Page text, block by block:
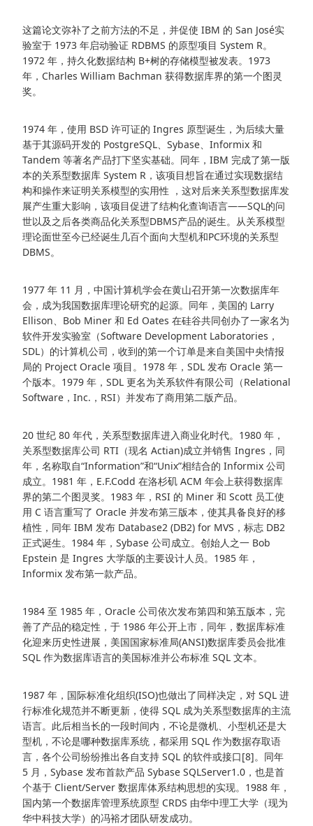
这篇论文弥补了之前方法的不足，并促使 IBM 的 San José实
验室于 1973 年启动验证 RDBMS 的原型项目 System R。
1972 年，持久化数据结构 B+树的存储模型被发表。1973
年，Charles William Bachman 获得数据库界的第一个图灵
奖。
1974 年，使用 BSD 许可证的 Ingres 原型诞生，为后续大量
基于其源码开发的 PostgreSQL、Sybase、Informix 和
Tandem 等著名产品打下坚实基础。同年，IBM 完成了第一版
本的关系型数据库 System R，该项目想旨在通过实现数据结
构和操作来证明关系模型的实用性 ，这对后来关系型数据库发
展产生重大影响，该项目促进了结构化查询语言——SQL的问
世以及之后各类商品化关系型DBMS产品的诞生。从关系模型
理论面世至今已经诞生几百个面向大型机和PC环境的关系型
DBMS。
1977 年 11 月，中国计算机学会在黄山召开第一次数据库年
会，成为我国数据库理论研究的起源。同年，美国的 Larry
Ellison、Bob Miner 和 Ed Oates 在硅谷共同创办了一家名为
软件开发实验室（Software Development Laboratories，
SDL）的计算机公司，收到的第一个订单是来自美国中央情报
局的 Project Oracle 项目。1978 年，SDL 发布 Oracle 第一
个版本。1979 年，SDL 更名为关系软件有限公司（Relational
Software，Inc.，RSI）并发布了商用第二版产品。
20 世纪 80 年代，关系型数据库进入商业化时代。1980 年，
关系型数据库公司 RTI（现名 Actian)成立并销售 Ingres，同
年，名称取自“Information”和“Unix”相结合的 Informix 公司
成立。1981 年，E.F.Codd 在洛杉矶 ACM 年会上获得数据库
界的第二个图灵奖。1983 年，RSI 的 Miner 和 Scott 员工使
用 C 语言重写了 Oracle 并发布第三版本，使其具备良好的移
植性，同年 IBM 发布 Database2 (DB2) for MVS，标志 DB2
正式诞生。1984 年，Sybase 公司成立。创始人之一 Bob
Epstein 是 Ingres 大学版的主要设计人员。1985 年，
Informix 发布第一款产品。
1984 至 1985 年，Oracle 公司依次发布第四和第五版本，完
善了产品的稳定性，于 1986 年公开上市，同年，数据库标准
化迎来历史性进展，美国国家标准局(ANSI)数据库委员会批准
SQL 作为数据库语言的美国标准并公布标准 SQL 文本。
1987 年，国际标准化组织(ISO)也做出了同样决定，对 SQL 进
行标准化规范并不断更新，使得 SQL 成为关系型数据库的主流
语言。此后相当长的一段时间内，不论是微机、小型机还是大
型机，不论是哪种数据库系统，都采用 SQL 作为数据存取语
言，各个公司纷纷推出各自支持 SQL 的软件或接口[8]。同年
5 月，Sybase 发布首款产品 Sybase SQLServer1.0，也是首
个基于 Client/Server 数据库体系结构思想的实现。1988 年，
国内第一个数据库管理系统原型 CRDS 由华中理工大学（现为
华中科技大学）的冯裕才团队研发成功。